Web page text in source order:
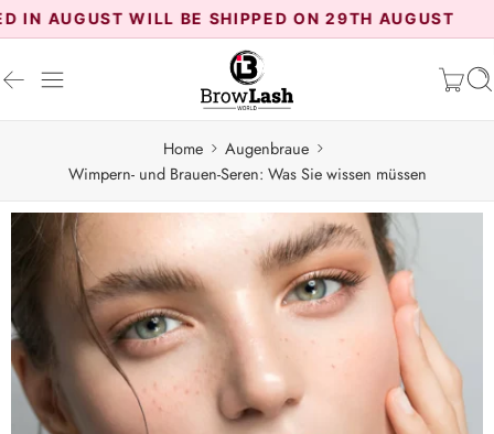
WILL BE SHIPPED ON 29TH AUGUST
Home
Augenbraue
Wimpern- und Brauen-Seren: Was Sie wissen müssen